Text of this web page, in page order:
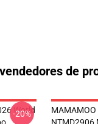
de
World
-20%